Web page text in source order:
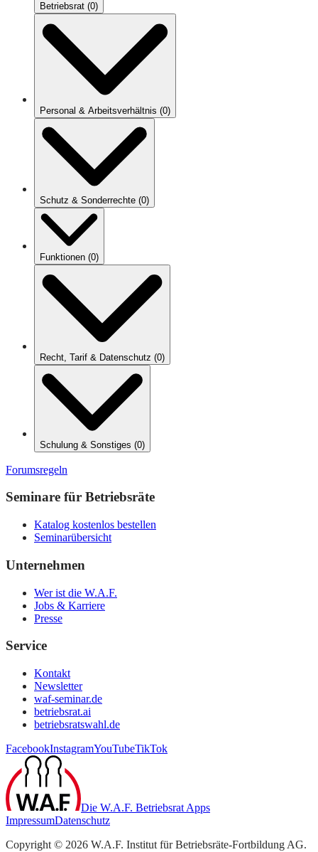
Betriebsrat (0)
Personal & Arbeitsverhältnis (0)
Schutz & Sonderrechte (0)
Funktionen (0)
Recht, Tarif & Datenschutz (0)
Schulung & Sonstiges (0)
Forumsregeln
Seminare für Betriebsräte
Katalog kostenlos bestellen
Seminarübersicht
Unternehmen
Wer ist die W.A.F.
Jobs & Karriere
Presse
Service
Kontakt
Newsletter
waf-seminar.de
betriebsrat.ai
betriebsratswahl.de
FacebookInstagramYouTubeTikTok
Die W.A.F. Betriebsrat Apps
ImpressumDatenschutz
Copyright © 2026 W.A.F. Institut für Betriebsräte-Fortbildung AG.